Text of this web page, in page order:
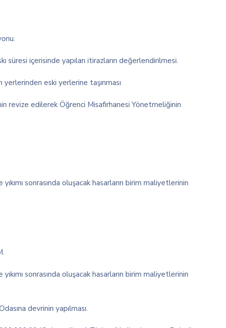
süresi içerisinde yapılan itirazların değerlendirilmesi.
eski yerlerine taşınması
revize edilerek Öğrenci Misafirhanesi Yönetmeliğinin
sonrasında oluşacak hasarların birim maliyetlerinin
sonrasında oluşacak hasarların birim maliyetlerinin
devrinin yapılması.